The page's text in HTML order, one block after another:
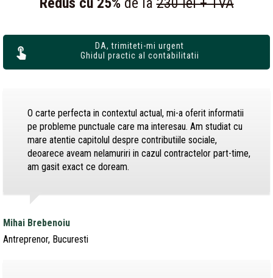
DA, trimiteti-mi urgent
Ghidul practic al contabilitatii
O carte perfecta in contextul actual, mi-a oferit informatii
pe probleme punctuale care ma interesau. Am studiat cu
mare atentie capitolul despre contributiile sociale,
deoarece aveam nelamuriri in cazul contractelor part-time,
am gasit exact ce doream.
Mihai Brebenoiu
Antreprenor, Bucuresti